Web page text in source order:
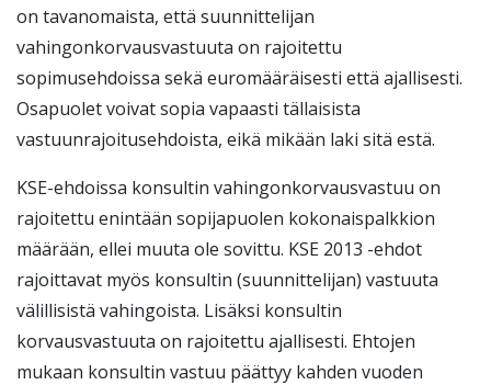
on tavanomaista, että suunnittelijan
vahingonkorvausvastuuta on rajoitettu
sopimusehdoissa sekä euromääräisesti että ajallisesti.
Osapuolet voivat sopia vapaasti tällaisista
vastuunrajoitusehdoista, eikä mikään laki sitä estä.
KSE-ehdoissa konsultin vahingonkorvausvastuu on
rajoitettu enintään sopijapuolen kokonaispalkkion
määrään, ellei muuta ole sovittu. KSE 2013 -ehdot
rajoittavat myös konsultin (suunnittelijan) vastuuta
välillisistä vahingoista. Lisäksi konsultin
korvausvastuuta on rajoitettu ajallisesti. Ehtojen
mukaan konsultin vastuu päättyy kahden vuoden